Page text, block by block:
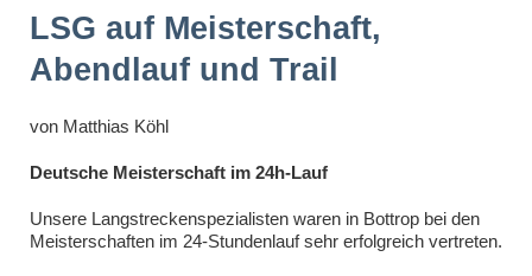
LSG auf Meisterschaft,
Abendlauf und Trail
von Matthias Köhl
Deutsche Meisterschaft im 24h-Lauf
Unsere Langstreckenspezialisten waren in Bottrop bei den
Meisterschaften im 24-Stundenlauf sehr erfolgreich vertreten.